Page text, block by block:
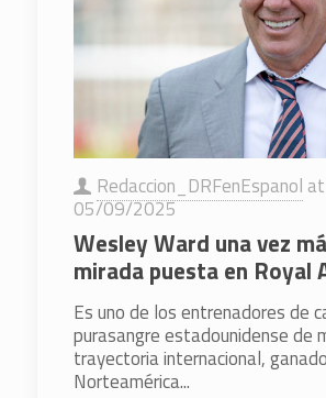
Redaccion_DRFenEspanol at
05/09/2025
Wesley Ward una vez
mirada puesta en Royal
Es uno de los entrenadores de
purasangre estadounidense de
trayectoria internacional,
Norteamérica...